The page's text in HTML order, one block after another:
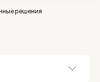
решения